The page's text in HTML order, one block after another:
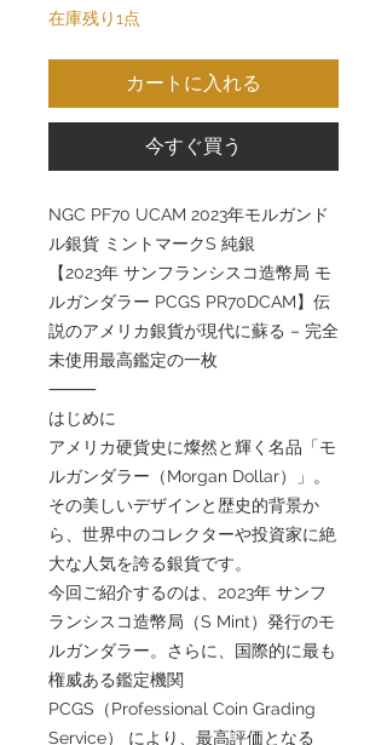
在庫残り1点
カートに入れる
今すぐ買う
NGC PF70 UCAM 2023年モルガンド
ル銀貨 ミントマークS 純銀
【2023年 サンフランシスコ造幣局 モ
ルガンダラー PCGS PR70DCAM】伝
説のアメリカ銀貨が現代に蘇る – 完全
未使用最高鑑定の一枚
⸻
はじめに
アメリカ硬貨史に燦然と輝く名品「モ
ルガンダラー（Morgan Dollar）」。
その美しいデザインと歴史的背景か
ら、世界中のコレクターや投資家に絶
大な人気を誇る銀貨です。
今回ご紹介するのは、2023年 サンフ
ランシスコ造幣局（S Mint）発行のモ
ルガンダラー。さらに、国際的に最も
権威ある鑑定機関
PCGS（Professional Coin Grading
Service） により、最高評価となる